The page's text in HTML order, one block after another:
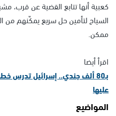
كعبية أنها تتابع القضية عن قرب،
السياح لتأمين حل سريع يمكّنهم
ممكن.
اقرأ أيضا
بـ80 ألف جندي.. إسرائيل تدرس
عليها
المواضيع